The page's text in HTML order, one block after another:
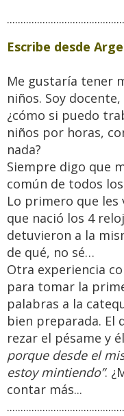
Escribe desde
Me gustaría tener
niños. Soy
¿cómo si puedo
niños por horas,
nada?
Siempre digo que
común de todos
Lo primero que les
que nació los 4
detuvieron a la
de qué, no sé…
Otra experiencia
para tomar la
palabras a la
bien preparada. El
rezar el pésame y
porque desde el
estoy mintiendo”.
contar más...